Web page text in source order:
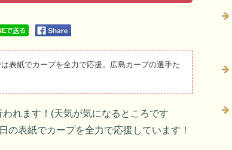
表紙でカープを全力で応援。広島カープの選手た
れます！(天気が気になるところです
表紙でカープを全力で応援しています！